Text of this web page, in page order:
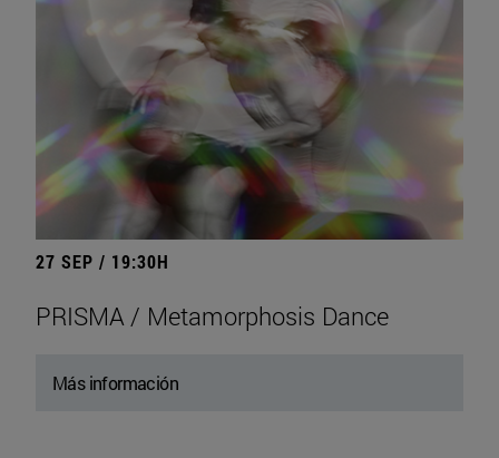
27 SEP / 19:30H
PRISMA / Metamorphosis Dance
Más información